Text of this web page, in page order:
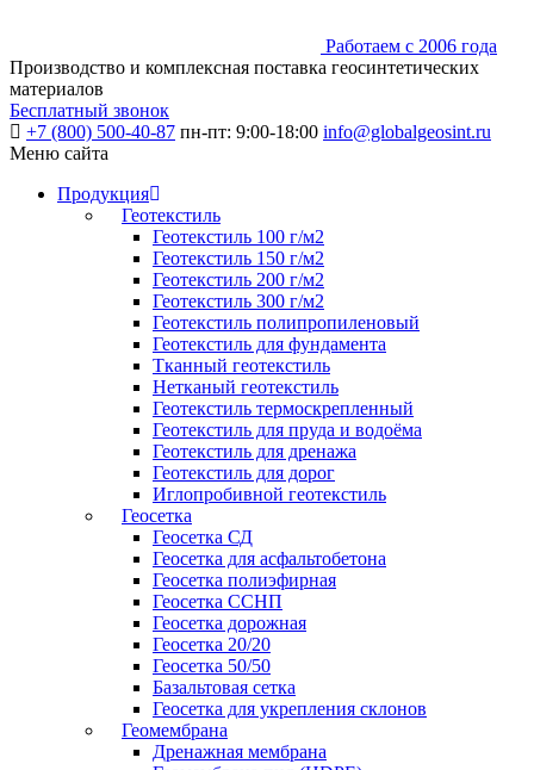
Работаем с 2006 года
Производство и комплексная поставка геосинтетических
материалов
Бесплатный звонок
+7 (800) 500-40-87 пн-пт: 9:00-18:00 info@globalgeosint.ru
Меню сайта
Продукция
Геотекстиль
Геотекстиль 100 г/м2
Геотекстиль 150 г/м2
Геотекстиль 200 г/м2
Геотекстиль 300 г/м2
Геотекстиль полипропиленовый
Геотекстиль для фундамента
Тканный геотекстиль
Нетканый геотекстиль
Геотекстиль термоскрепленный
Геотекстиль для пруда и водоёма
Геотекстиль для дренажа
Геотекстиль для дорог
Иглопробивной геотекстиль
Геосетка
Геосетка СД
Геосетка для асфальтобетона
Геосетка полиэфирная
Геосетка ССНП
Геосетка дорожная
Геосетка 20/20
Геосетка 50/50
Базальтовая сетка
Геосетка для укрепления склонов
Геомембрана
Дренажная мембрана